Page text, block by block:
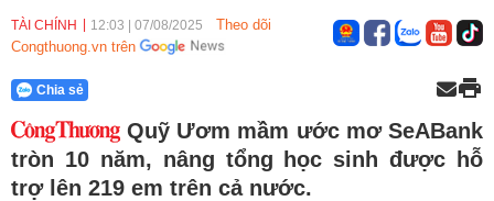
TÀI CHÍNH 12:03 07/08/2025
Theo dõi
Congthuong.vn trên
Chia sẻ
Quỹ Ươm mầm ước mơ SeABank
tròn 10 năm, nâng tổng học sinh được hỗ
trợ lên 219 em trên cả nước.